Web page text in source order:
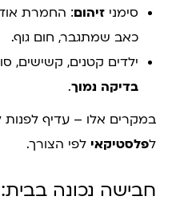
סימני זיהום: החמרת
כאב שמתגבר, חום גוף.
ילדים קטנים, קשישים,
בדיקה נמוך.
במקרים אלו – עדיף לפנות
לפלסטיקאי לפי הצורך.
חבישה נכונה